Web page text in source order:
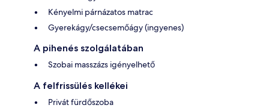
Kényelmi párnázatos matrac
Gyerekágy/csecsemőágy (ingyenes)
A pihenés szolgálatában
Szobai masszázs igényelhető
A felfrissülés kellékei
Privát fürdőszoba